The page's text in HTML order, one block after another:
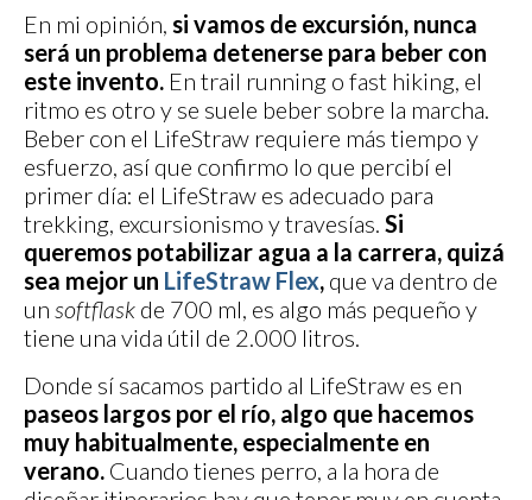
En mi opinión, si vamos de excursión, nunca
será un problema detenerse para beber con
este invento. En trail running o fast hiking, el
ritmo es otro y se suele beber sobre la marcha.
Beber con el LifeStraw requiere más tiempo y
esfuerzo, así que confirmo lo que percibí el
primer día: el LifeStraw es adecuado para
trekking, excursionismo y travesías. Si
queremos potabilizar agua a la carrera, quizá
sea mejor un LifeStraw Flex, que va dentro de
un softflask de 700 ml, es algo más pequeño y
tiene una vida útil de 2.000 litros.
Donde sí sacamos partido al LifeStraw es en
paseos largos por el río, algo que hacemos
muy habitualmente, especialmente en
verano. Cuando tienes perro, a la hora de